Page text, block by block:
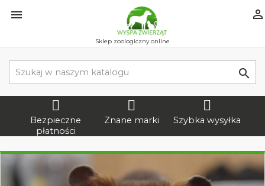
 
Sklep zoologiczny online

Bezpieczne
płatności
Znane marki Szybka wysyłka